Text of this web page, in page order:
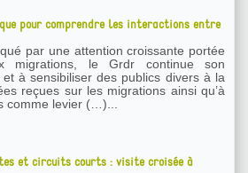
pour comprendre les interactions entre
par une attention croissante portée
migrations, le Grdr continue son
à sensibiliser des publics divers à la
reçues sur les migrations ainsi qu’à
comme levier (…)...
et circuits courts : visite croisée à